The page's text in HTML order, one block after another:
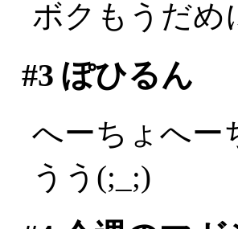
ボクもうだ
#3 ぽひるん
へーちょへー
うう(;_;)